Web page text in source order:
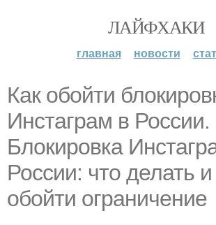
ЛАЙФХАКИ
главная новости
Как обойти
Инстаграм в России.
Блокировка
России: что делать и
обойти ограничение